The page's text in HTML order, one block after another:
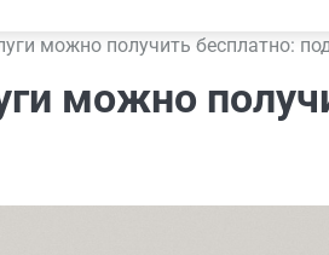
можно получить бесплатно:
можно